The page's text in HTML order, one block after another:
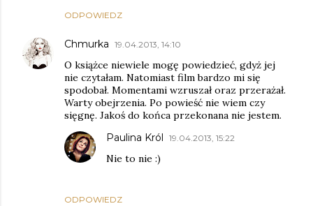
ODPOWIEDZ
Chmurka 19.04.2013, 14:10
O książce niewiele mogę powiedzieć, gdyż jej
nie czytałam. Natomiast film bardzo mi się
spodobał. Momentami wzruszał oraz przerażał.
Warty obejrzenia. Po powieść nie wiem czy
sięgnę. Jakoś do końca przekonana nie jestem.
ODPOWIEDZ
Paulina Król 19.04.2013, 15:22
Nie to nie :)